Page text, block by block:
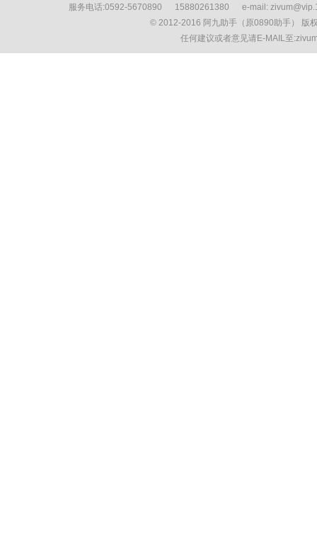
服务电话:0592-5670890 15880261380 e-mail:
© 2012-2016 阿九助手（原0890助手） 版
任何建议或者意见请E-MAIL至